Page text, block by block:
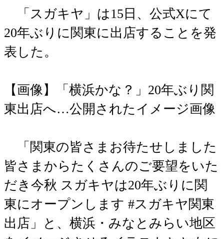
「スガキヤ」は15日、公式Xにて
20年ぶりに関東に出店することを発
表した。
【画像】「横浜かな？」20年ぶり関
東出店へ…公開されたイメージ画像
「関東の皆さまお待たせしました
皆さまからたくさんのご要望をいた
だき今秋 スガキヤは20年ぶりに関
東にオープンします #スガキヤ関東
出店」と、横浜・みなとみらい地区